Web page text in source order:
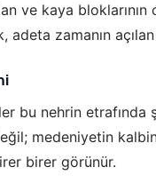
Zorunlu
İstatistik
ve kaya
zamanın
bu nehrin
medeniyetin
birer görünür.